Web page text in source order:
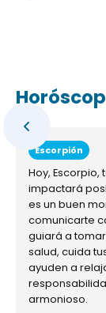
Escorpión
Hoy,
impactará
es un buen
comunicarte
guiará a
salud, cuida
ayuden a
armonioso.